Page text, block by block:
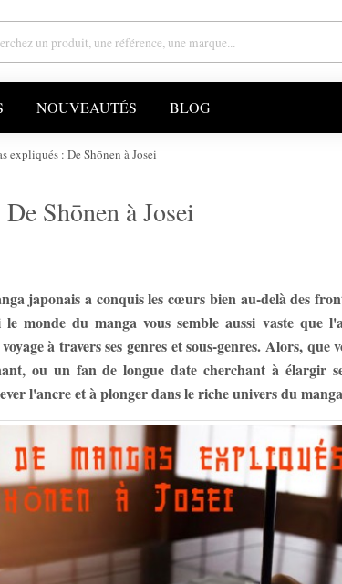
NOUVEAUTÉS BLOG
expliqués : De Shōnen à Josei
Shōnen à Josei
japonais a conquis les cœurs bien au-delà des
monde du manga vous semble aussi vaste que
à travers ses genres et sous-genres. Alors, que
ou un fan de longue date cherchant à élargir
l'ancre et à plonger dans le riche univers du